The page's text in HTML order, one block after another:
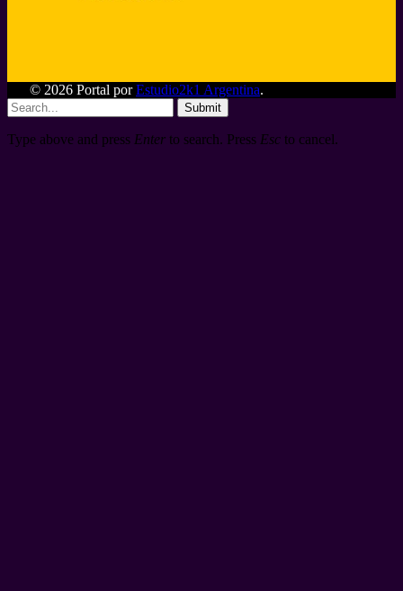
© 2026 Portal porEstudio2k1 Argentina.
Submit
Type above and press Enter to search. Press Esc to cancel.